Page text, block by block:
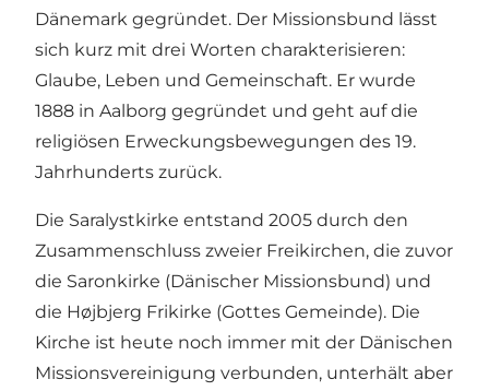
Dänemark gegründet. Der Missionsbund lässt
sich kurz mit drei Worten charakterisieren:
Glaube, Leben und Gemeinschaft. Er wurde
1888 in Aalborg gegründet und geht auf die
religiösen Erweckungsbewegungen des 19.
Jahrhunderts zurück.
Die Saralystkirke entstand 2005 durch den
Zusammenschluss zweier Freikirchen, die zuvor
die Saronkirke (Dänischer Missionsbund) und
die Højbjerg Frikirke (Gottes Gemeinde). Die
Kirche ist heute noch immer mit der Dänischen
Missionsvereinigung verbunden, unterhält aber